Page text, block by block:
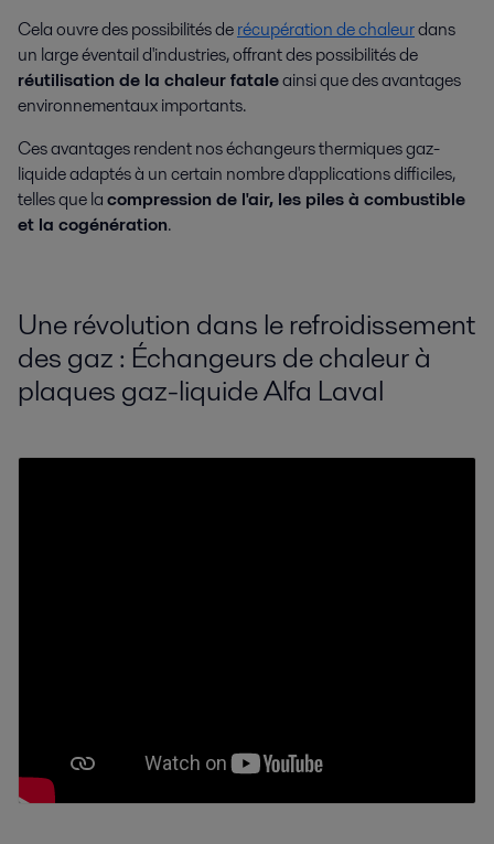
Cela ouvre des possibilités derécupération de chaleurdans
un large éventail d'industries, offrant des possibilités de
réutilisation de la chaleur fataleainsi que des avantages
environnementaux importants.
Ces avantages rendent nos échangeurs thermiques gaz-
liquide adaptés à un certain nombre d'applications difficiles,
telles que lacompression de l'air, les piles à combustible
et la cogénération.
Une révolution dans le refroidissement
des gaz : Échangeurs de chaleur à
plaques gaz-liquide Alfa Laval